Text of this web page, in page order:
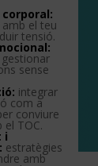
corporal:
el teu
tensió.
sense
integrar
com a
conviure
el TOC.
i
estratègies
amb